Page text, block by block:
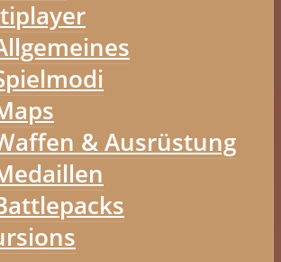
& Ausrüstung